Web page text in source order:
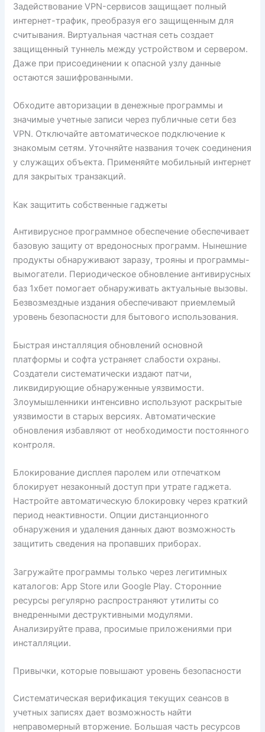
Задействование VPN-сервисов защищает полный
интернет-трафик, преобразуя его защищенным для
считывания. Виртуальная частная сеть создает
защищенный туннель между устройством и сервером.
Даже при присоединении к опасной узлу данные
остаются зашифрованными.
Обходите авторизации в денежные программы и
значимые учетные записи через публичные сети без
VPN. Отключайте автоматическое подключение к
знакомым сетям. Уточняйте названия точек соединения
у служащих объекта. Применяйте мобильный интернет
для закрытых транзакций.
Как защитить собственные гаджеты
Антивирусное программное обеспечение обеспечивает
базовую защиту от вредоносных программ. Нынешние
продукты обнаруживают заразу, трояны и программы-
вымогатели. Периодическое обновление антивирусных
баз 1хбет помогает обнаруживать актуальные вызовы.
Безвозмездные издания обеспечивают приемлемый
уровень безопасности для бытового использования.
Быстрая инсталляция обновлений основной
платформы и софта устраняет слабости охраны.
Создатели систематически издают патчи,
ликвидирующие обнаруженные уязвимости.
Злоумышленники интенсивно используют раскрытые
уязвимости в старых версиях. Автоматические
обновления избавляют от необходимости постоянного
контроля.
Блокирование дисплея паролем или отпечатком
блокирует незаконный доступ при утрате гаджета.
Настройте автоматическую блокировку через краткий
период неактивности. Опции дистанционного
обнаружения и удаления данных дают возможность
защитить сведения на пропавших приборах.
Загружайте программы только через легитимных
каталогов: App Store или Google Play. Сторонние
ресурсы регулярно распространяют утилиты со
внедренными деструктивными модулями.
Анализируйте права, просимые приложениями при
инсталляции.
Привычки, которые повышают уровень безопасности
Систематическая верификация текущих сеансов в
учетных записях дает возможность найти
неправомерный вторжение. Большая часть ресурсов